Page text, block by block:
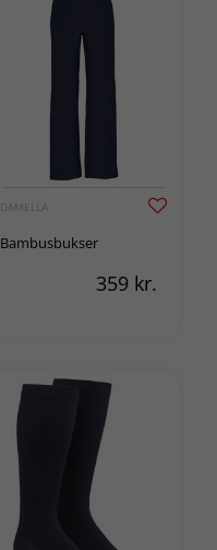
DAMELLA
Bambusbukser
359 kr.